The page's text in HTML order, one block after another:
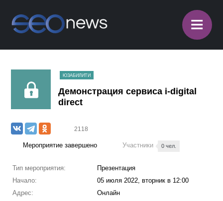
≡
ЮЗАБИЛИТИ
Демонстрация сервиса i-digital
direct
2118
Мероприятие завершено Участники 0 чел.
Тип мероприятия:
Презентация
Начало:
05 июля 2022, вторник в 12:00
Адрес:
Онлайн